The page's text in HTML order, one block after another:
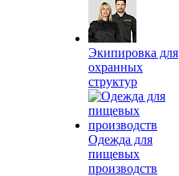
Экипировка для
охранных
структур
Одежда для
пищевых
производств